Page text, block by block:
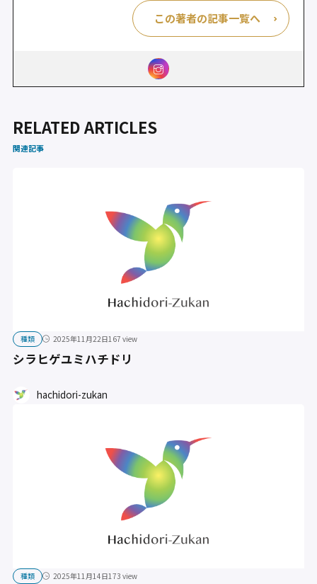
この著者の記事一覧へ
RELATED ARTICLES
関連記事
種類 2025年11月22日167 view
シラヒゲユミハチドリ
hachidori-zukan
種類 2025年11月14日173 view